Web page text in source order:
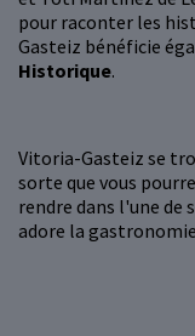
pour raconter les
Gasteiz bénéficie
Historique.
Vitoria-Gasteiz se
sorte que vous
rendre dans l'une de
adore la